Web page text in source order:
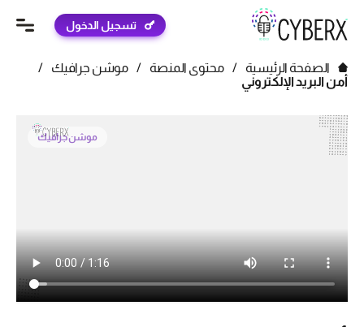
تسجيل الدخول
الصفحة الرئيسية / محتوى المنصة / موشن جرافيك
/
أمن البريد الإلكتروني
موشن جرافيك